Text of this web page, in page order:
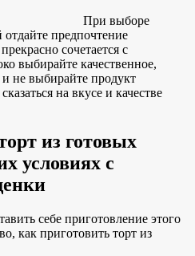
При выборе
предпочтение
сочетается с
выбирайте качественное,
и не выбирайте продукт
на вкусе и качестве
из готовых
условиях с
себе приготовление этого
как приготовить торт из